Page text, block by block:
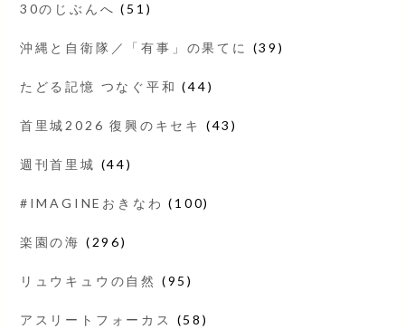
30のじぶんへ (51)
沖縄と自衛隊／「有事」の果てに (39)
たどる記憶 つなぐ平和 (44)
首里城2026 復興のキセキ (43)
週刊首里城 (44)
#IMAGINEおきなわ (100)
楽園の海 (296)
リュウキュウの自然 (95)
アスリートフォーカス (58)